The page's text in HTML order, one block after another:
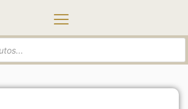
/ Bolsa de Palha com forro de